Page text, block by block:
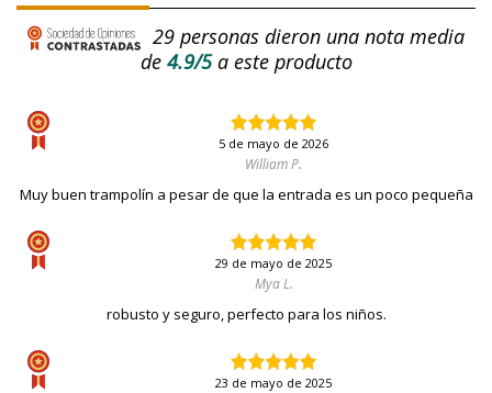
29 personas dieron una nota media
de4.9/5a este producto
5 de mayo de 2026
William P.
Muy buen trampolín a pesar de que la entrada es un poco pequeña
29 de mayo de 2025
Mya L.
robusto y seguro, perfecto para los niños.
23 de mayo de 2025